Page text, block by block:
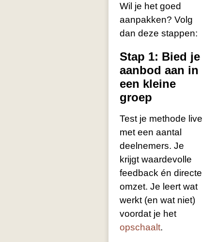
Wil je het goed
aanpakken? Volg
dan deze stappen:
Stap 1: Bied je
aanbod aan in
een kleine
groep
Test je methode live
met een aantal
deelnemers. Je
krijgt waardevolle
feedback én directe
omzet. Je leert wat
werkt (en wat niet)
voordat je het
opschaalt.